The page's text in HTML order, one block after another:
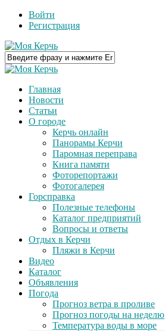
Войти
Регистрация
Главная
Новости
Статьи
О городе
Керчь онлайн
Панорамы Керчи
Паромная переправа
Книга памяти
Фоторепортажи
Фотогалерея
Горсправка
Полезные телефоны
Каталог предприятий
Вопросы и ответы
Отдых в Керчи
Пляжи в Керчи
Видео
Каталог
Объявления
Погода
Прогноз ветра в проливе
Прогноз погоды на неделю
Температура воды в море